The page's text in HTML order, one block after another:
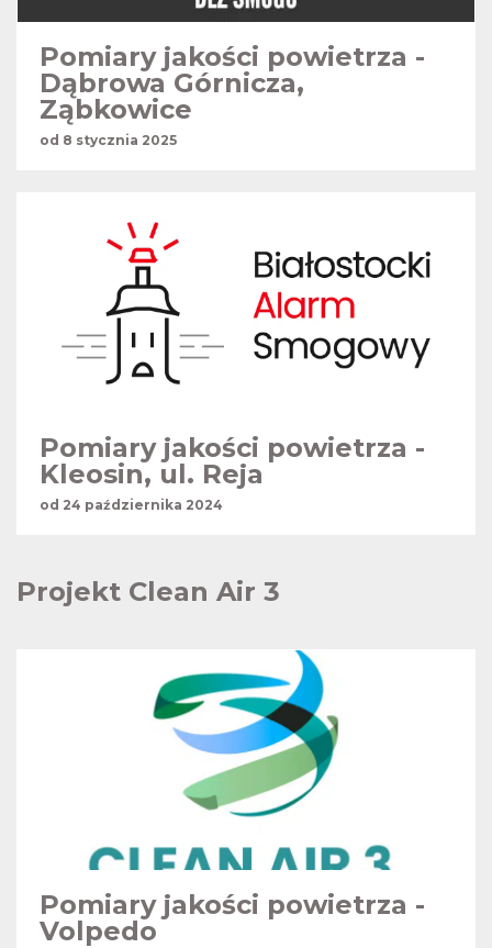
Pomiary jakości powietrza -
Dąbrowa Górnicza,
Ząbkowice
od 8 stycznia 2025
Pomiary jakości powietrza -
Kleosin, ul. Reja
od 24 października 2024
Projekt Clean Air 3
Pomiary jakości powietrza -
Volpedo